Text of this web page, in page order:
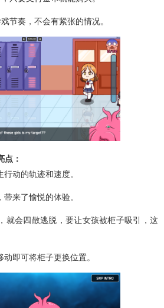
节奏，不会有紧张的情况。
点：
动的轨迹和速度。
来了愉悦的体验。
就会四散逃脱，要让女孩被柜子吸引，这
即可将柜子更换位置。